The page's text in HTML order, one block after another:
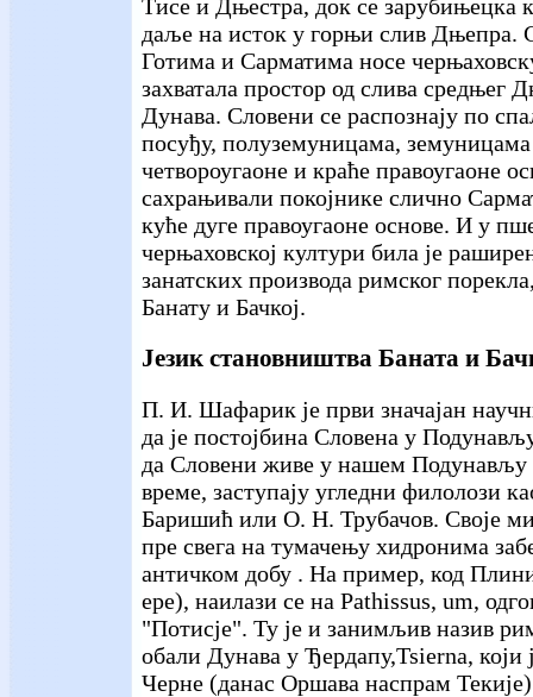
Тисе и Дњестра, док се зарубињецка
даље на исток у горњи слив Дњепра.
Готима и Сарматима носе
захватала простор од слива средњег
Дунава. Словени се распознају по
посуђу, полуземуницама,
четвороугаоне и краће правоугаоне
сахрањивали покојнике слично
куће дуге правоугаоне основе. И у
черњаховској култури била је
занатских производа римског
Банату и Бачкој.
Језик становништва Баната и
П. И. Шафарик је први значајан
да је постојбина Словена у
да Словени живе у нашем Подунављу
време, заступају угледни филолози
Баришић или О. Н. Трубачов. Своје
пре свега на тумачењу хидронима
античком добу . На пример, код
ере), наилази се на Pathissus, um,
"Потисје". Ту је и занимљив назив
обали Дунава у Ђердапу,Tsierna,
Черне (данас Оршава наспрам